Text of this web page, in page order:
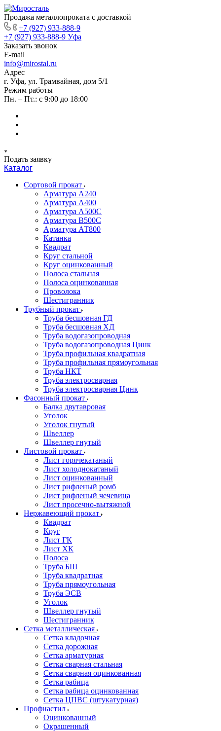
Продажа металлопроката с доставкой
+7 (927) 933-888-9
+7 (927) 933-888-9 Уфа
Заказать звонок
E-mail
info@mirostal.ru
Адрес
г. Уфа, ул. Трамвайная, дом 5/1
Режим работы
Пн. – Пт.: с 9:00 до 18:00
Подать заявку
Каталог
Сортовой прокат
Арматура А240
Арматура А400
Арматура А500C
Арматура В500С
Арматура АТ800
Катанка
Квадрат
Круг стальной
Круг оцинкованный
Полоса стальная
Полоса оцинкованная
Проволока
Шестигранник
Трубный прокат
Труба бесшовная ГД
Труба бесшовная ХД
Труба водогазопроводная
Труба водогазопроводная Цинк
Труба профильная квадратная
Труба профильная прямоугольная
Труба НКТ
Труба электросварная
Труба электросварная Цинк
Фасонный прокат
Балка двутавровая
Уголок
Уголок гнутый
Швеллер
Швеллер гнутый
Листовой прокат
Лист горячекатаный
Лист холоднокатаный
Лист оцинкованный
Лист рифленый ромб
Лист рифленый чечевица
Лист просечно-вытяжной
Нержавеющий прокат
Квадрат
Круг
Лист ГК
Лист ХК
Полоса
Труба БШ
Труба квадратная
Труба прямоугольная
Труба ЭСВ
Уголок
Швеллер гнутый
Шестигранник
Сетка металлическая
Сетка кладочная
Сетка дорожная
Сетка арматурная
Сетка сварная стальная
Сетка сварная оцинкованная
Сетка рабица
Сетка рабица оцинкованная
Сетка ЦПВС (штукатурная)
Профнастил
Оцинкованный
Окрашенный